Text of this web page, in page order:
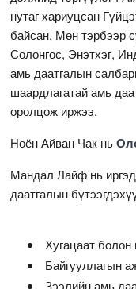
нутаг хариуцсан
байсан. Мөн тэрбээр
Солонгос, Энэтхэг,
амь даатгалын
шаардлагатай амь
оролцож иржээ.
Ноён Айван Чак нь
Мандал Лайф нь
даатгалын
Хугацаат
Байгууллагын
Зээлийн амь